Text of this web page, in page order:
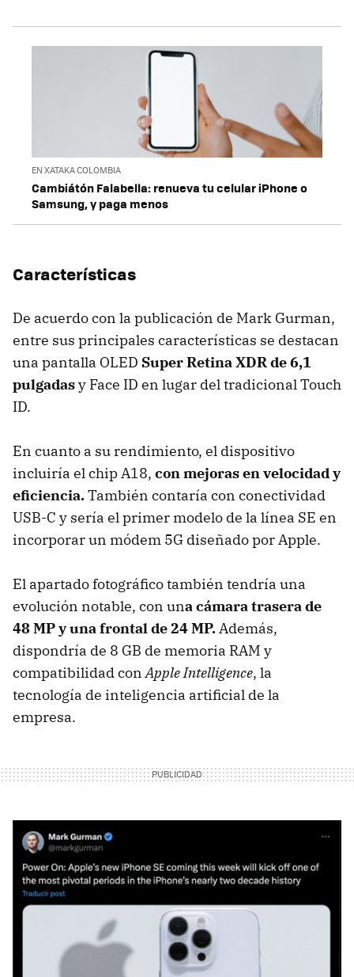
EN XATAKA COLOMBIA
Cambiátón Falabella: renueva tu celular iPhone o
Samsung, y paga menos
Características
De acuerdo con la publicación de Mark Gurman,
entre sus principales características se destacan
una pantalla OLED Super Retina XDR de 6,1
pulgadasy Face ID en lugar del tradicional Touch
ID.
En cuanto a su rendimiento, el dispositivo
incluiría el chip A18, con mejoras en velocidad y
eficiencia.También contaría con conectividad
USB-C y sería el primer modelo de la línea SE en
incorporar un módem 5G diseñado por Apple.
El apartado fotográfico también tendría una
evolución notable, con una cámara trasera de
48 MP y una frontal de 24 MP.Además,
dispondría de 8 GB de memoria RAM y
compatibilidad conApple Intelligence, la
tecnología de inteligencia artificial de la
empresa.